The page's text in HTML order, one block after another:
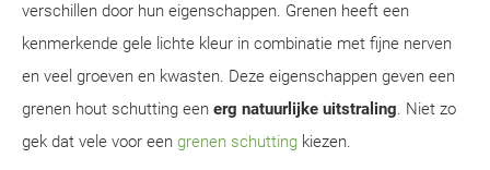
verschillen door hun eigenschappen. Grenen heeft een
kenmerkende gele lichte kleur in combinatie met fijne nerven
en veel groeven en kwasten. Deze eigenschappen geven een
grenen hout schutting een erg natuurlijke uitstraling. Niet zo
gek dat vele voor een grenen schutting kiezen.